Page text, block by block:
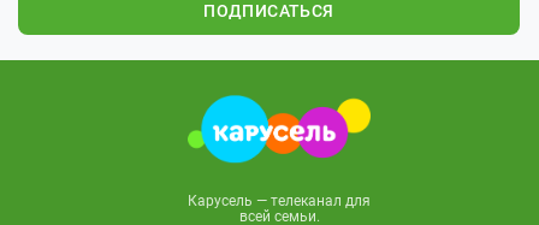
ПОДПИСАТЬСЯ
Карусель — телеканал для
всей семьи.